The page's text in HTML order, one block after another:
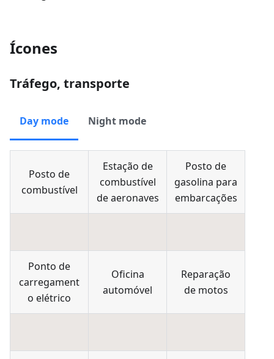
Ícones
Tráfego, transporte
Day mode Night mode
Posto de
combustível
Estação de
combustível
de aeronaves
Posto de
gasolina para
embarcações
Ponto de
carregament
o elétrico
Oficina
automóvel
Reparação
de motos